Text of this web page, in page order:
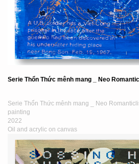
Serie Thổn Thức mênh mang _ Neo
Serie Thổn Thức mênh mang _ Neo
painting
2022
Oil and acrylic on canvas